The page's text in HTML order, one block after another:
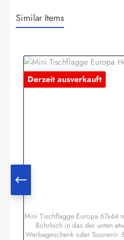
Similar Items
Derzeit ausverkauft
Mini Tischflagge Europa 67x44
Bohrloch in das der unten
Werbegeschenk oder